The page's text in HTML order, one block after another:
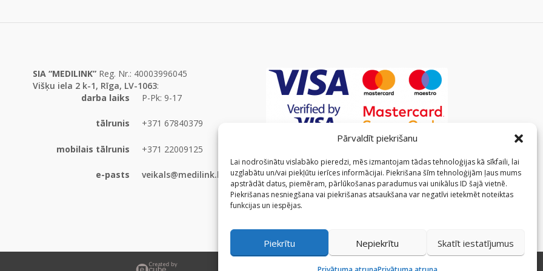
Pārvaldīt piekrišanu
Lai nodrošinātu vislabāko pieredzi, mēs izmantojam tādas tehnoloģijas kā sīkfaili, lai
uzglabātu un/vai piekļūtu ierīces informācijai. Piekrišana šīm tehnoloģijām ļaus mums
apstrādāt datus, piemēram, pārlūkošanas paradumus vai unikālus ID šajā vietnē.
Piekrišanas nesniegšana vai piekrišanas atsaukšana var negatīvi ietekmēt noteiktas
funkcijas un iespējas.
Piekrītu Nepiekrītu Skatīt iestatījumus
SIA “MEDILINK” Reg. Nr.: 40003996045
Višķu iela 2 k-1, Rīga, LV-1063:
darba laiks
P-Pk: 9-17
tālrunis +371 67840379
mobilais tālrunis +371 22009125
e-pasts veikals@medilink.lv